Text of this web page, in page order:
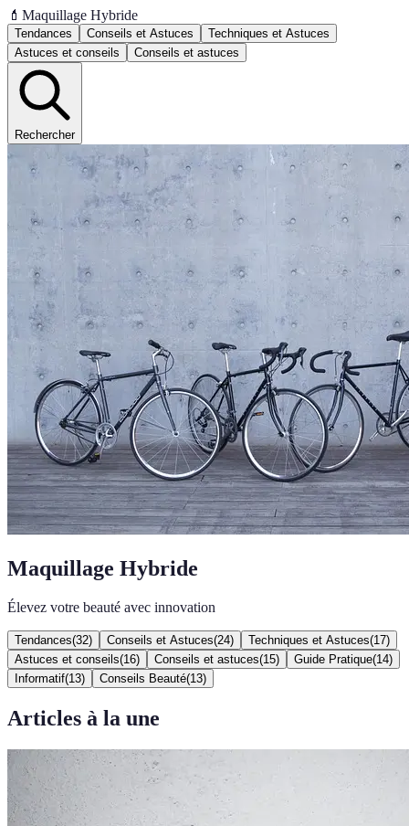
💄 Maquillage Hybride
Tendances Conseils et Astuces
Techniques et Astuces
Astuces et conseils
Conseils et astuces
Rechercher
Maquillage Hybride
Élevez votre beauté avec innovation
Tendances(32) Conseils et Astuces(24) Techniques et Astuces(17)
Astuces et conseils(16) Conseils et astuces(15) Guide Pratique(14)
Informatif(13) Conseils Beauté(13)
Articles à la une